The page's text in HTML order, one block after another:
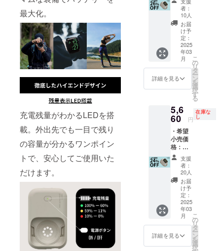
最大化。
充電残量がわかるLEDを搭
載。外出先でも一目で残り
の容量が分かるワンポイン
トで、安心してご使用いた
だけます。
のある
インボ
イスが
必要な
場合
は、
CAMPF
IREメッ
セージ
より実
行者に
直接お
わせく
ださ
い）
可能性
もござ
いま
す。 ※
ご注文
状況、
使用部
材の供
給状
造工程
上の都
より出
荷時期
が遅れ
る場合
があり
ます。
※適格請
求書発
行事業
者登録
番号：
あり
（適格
請求書
発行事
業者登
録番号
の記載
のある
率が向
上した
場合、
正規販
売価格
が販売
予定価
格より
可能性
もござ
ご注文
状況、
使用部
材の供
給状
況、製
造工程
上の都
合等に
より出
荷時期
が遅れ
る場合
があり
ます。
求書発
行事業
は送
料・消
費税込
みの価
格で
す。 ※
ご注文
状況製
上の都
合等に
が遅れ
ること
がござ
いま
す。 ※
デザイ
ン・仕
様は変
更にな
る可能
性もご
ざいま
す。ご
了承く
ださ
皆様の
ご支援
※バンド
は付属
してお
りませ
ん。 ※
リター
ン価格
は送
料・消
費税込
ご注文
状況製
造工程
上の都
合等に
より出
荷時期
が遅れ
ること
がござ
いま
す。 ※
デザイ
ン・仕
様は変
る可能
性もご
カラー
は、グ
レーブ
ラッ
ク、オ
フホワ
イトか
ら選択
くださ
い。 ※
2mm、
44/45/4
6mm、
49mm
から選
択くだ
さい。
※バンド
は付属
してお
りませ
ん。 ※
リター
ン価格
は送
料・消
費税込
(税込)よ
26%OF
F ※日本
語取扱
説明書
及び商
品到着
後1ヶ月
間の交
換保証
付き ・
型モバ
イル
バッテ
リー
「yi-G
Watch
」×1 ※
カラー
は、グ
レーブ
ラッ
ク、オ
フホワ
イトか
ら選択
くださ
い。 ※
者：
10人
お届
け予
定：
2025
年03
月
詳細を見る
こ
の
リ
タ
ー
ン
を
選
択
す
る
5,6
60 円
在庫な
し
・希望
小売価
格：
7,450円
(税込)よ
24%OF
F ※日本
語取扱
説明書
及び商
品到着
後1ヶ月
間の交
換保証
支援
者：
20人
お届
け予
定：
2025
年03
月
詳細を見る
こ
の
リ
タ
ー
ン
を
選
択